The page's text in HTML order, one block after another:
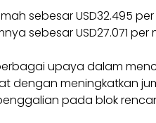
sebesar USD32.495 per
sebesar USD27.071 per
upaya dalam
dengan meningkatkan
pada blok